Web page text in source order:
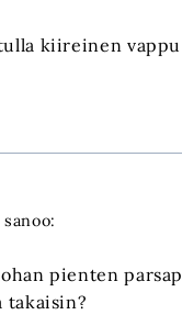
kiireinen vappu
sanoo:
pienten
takaisin?